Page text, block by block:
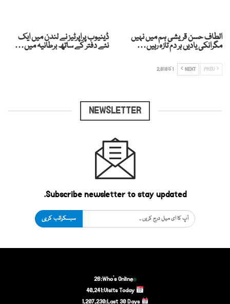
الطاف حسن قریشی ہم میں نہیں
مگرانکی یادیں ہر دم تازہ رہیں…
ڈینیوب پراپرٹیز نے لندن میں ایک
نئے دفتر کے ساتھ برطانیہ میں…
NEXT 1 کا 2,818
NEWSLETTER
Subscribe newsletter to stay updated.
سبسکرائب کریں
Who's Online:
26
Visits Today:
40,241
Last 30 Days:
1,207,230